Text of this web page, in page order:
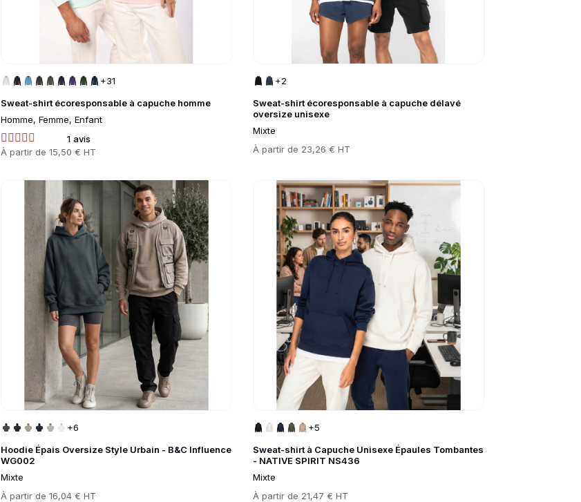
Sweat-shirt écoresponsable à capuche homme
Homme, Femme, Enfant
1 avis
Prix
À partir de15,50 € HT
+31
Sweat-shirt écoresponsable à capuche délavé
oversize unisexe
Mixte
Prix
À partir de 23,26 € HT
+2
Hoodie Épais Oversize Style Urbain - B&C Influence
WG002
Mixte
Prix
À partir de16,04 € HT
+6
Go to product page
Sweat-shirt à Capuche Unisexe Épaules Tombantes
- NATIVE SPIRIT NS436
Mixte
Prix
À partir de 21,47 € HT
+5
Go to product page